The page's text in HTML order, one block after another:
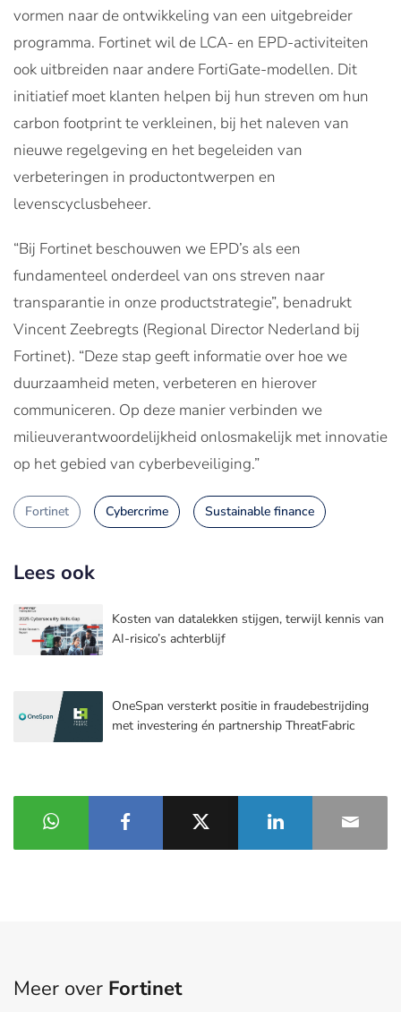
vormen naar de ontwikkeling van een uitgebreider
programma. Fortinet wil de LCA- en EPD-activiteiten
ook uitbreiden naar andere FortiGate-modellen. Dit
initiatief moet klanten helpen bij hun streven om hun
carbon footprint te verkleinen, bij het naleven van
nieuwe regelgeving en het begeleiden van
verbeteringen in productontwerpen en
levenscyclusbeheer.
“Bij Fortinet beschouwen we EPD’s als een
fundamenteel onderdeel van ons streven naar
transparantie in onze productstrategie”, benadrukt
Vincent Zeebregts (Regional Director Nederland bij
Fortinet). “Deze stap geeft informatie over hoe we
duurzaamheid meten, verbeteren en hierover
communiceren. Op deze manier verbinden we
milieuverantwoordelijkheid onlosmakelijk met innovatie
op het gebied van cyberbeveiliging.”
Fortinet Cybercrime Sustainable finance
Lees ook
Kosten van datalekken stijgen, terwijl kennis van
AI-risico’s achterblijf
OneSpan versterkt positie in fraudebestrijding
met investering én partnership ThreatFabric
Meer over Fortinet